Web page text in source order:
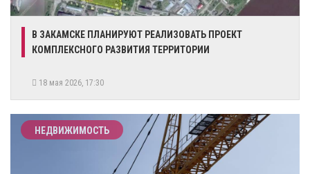
В ЗАКАМСКЕ ПЛАНИРУЮТ РЕАЛИЗОВАТЬ ПРОЕКТ
КОМПЛЕКСНОГО РАЗВИТИЯ ТЕРРИТОРИИ
18 мая 2026, 17:30
НЕДВИЖИМОСТЬ